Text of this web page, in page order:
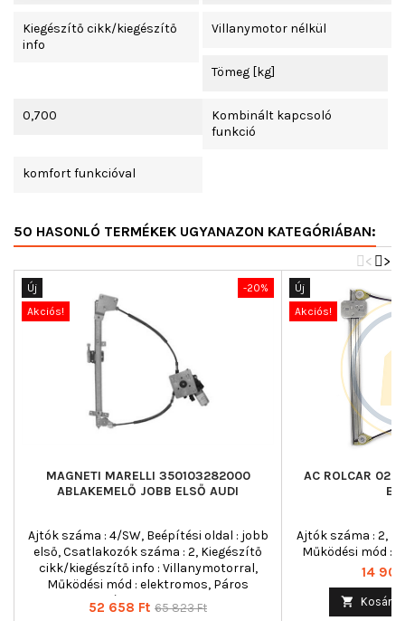
Kiegészítő cikk/kiegészítő
info
Villanymotor nélkül
Tömeg [kg]
0,700
Kombinált kapcsoló
funkció
komfort funkcióval
50 HASONLÓ TERMÉKEK UGYANAZON KATEGÓRIÁBAN:
>
<
-20%
Új
Akciós!
MAGNETI MARELLI 350103282000
ABLAKEMELŐ JOBB ELSŐ AUDI
Ajtók száma : 4/SW, Beépítési oldal : jobb
első, Csatlakozók száma : 2, Kiegészítő
cikk/kiegészítő info : Villanymotorral,
Működési mód : elektromos, Páros
cikkszám : 350103281000
Ár
52 658 Ft Normál
65 823 Ft
Új
Akciós!
AC ROLCAR
Ajtók száma : 2,
Működési mód :
Ár
14
 Kosárba